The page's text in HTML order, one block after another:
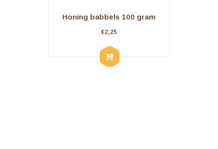
Honing babbels 100 gram
€2,25